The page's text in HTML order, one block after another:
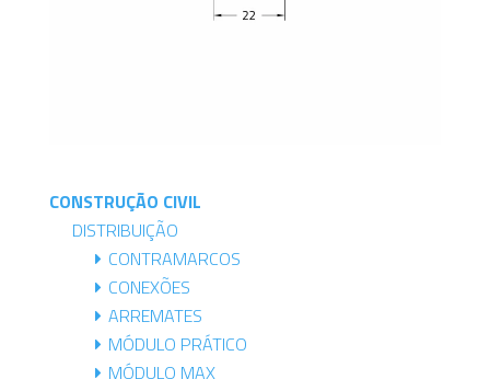
CONSTRUÇÃO CIVIL
DISTRIBUIÇÃO
CONTRAMARCOS
CONEXÕES
ARREMATES
MÓDULO PRÁTICO
MÓDULO MAX